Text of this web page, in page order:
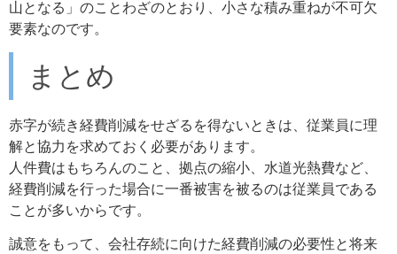
山となる」のことわざのとおり、小さな積み重ねが不可欠
要素なのです。
まとめ
赤字が続き経費削減をせざるを得ないときは、従業員に理
解と協力を求めておく必要があります。
人件費はもちろんのこと、拠点の縮小、水道光熱費など、
経費削減を行った場合に一番被害を被るのは従業員である
ことが多いからです。
誠意をもって、会社存続に向けた経費削減の必要性と将来